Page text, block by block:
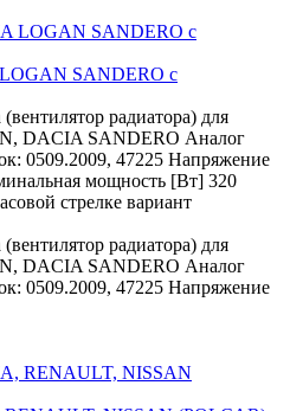
SANDERO с
радиатора) для
DACIA SANDERO Аналог
0509.2009, 47225 Напряжение
мощность [Вт] 320
стрелке вариант
радиатора) для
DACIA SANDERO Аналог
0509.2009, 47225 Напряжение